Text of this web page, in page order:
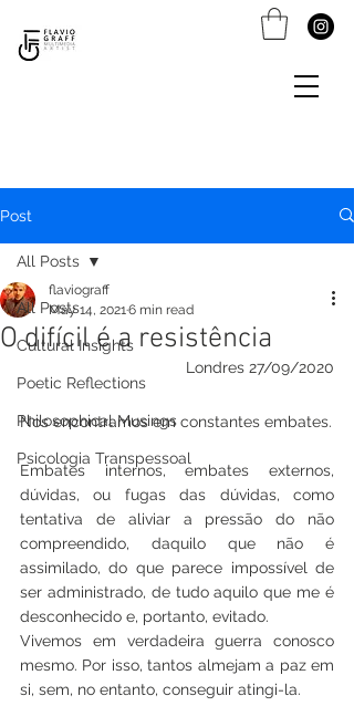
Post
All Posts
Cultural Insights
Poetic Reflections
Philosophical Musings
Psicologia Transpessoal
All Posts
O difícil é a resistência
flaviograff
May 14, 2021 6 min read
Londres 27/09/2020
Nos encontramos em constantes embates.
Embates internos, embates externos,
dúvidas, ou fugas das dúvidas, como
tentativa de aliviar a pressão do não
compreendido, daquilo que não é
assimilado, do que parece impossível de
ser administrado, de tudo aquilo que me é
desconhecido e, portanto, evitado.
Vivemos em verdadeira guerra conosco
mesmo. Por isso, tantos almejam a paz em
si, sem, no entanto, conseguir atingi-la.